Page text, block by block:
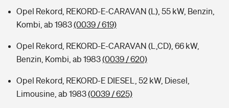
Opel Rekord, REKORD-E-CARAVAN (L), 55 kW, Benzin,
Kombi, ab 1983(0039 / 619)
Opel Rekord, REKORD-E-CARAVAN (L,CD), 66 kW,
Benzin, Kombi, ab 1983(0039 / 620)
Opel Rekord, REKORD-E DIESEL, 52 kW, Diesel,
Limousine, ab 1983(0039 / 625)